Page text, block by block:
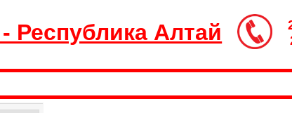
Республика Алтай